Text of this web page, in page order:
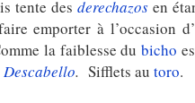
tente des derechazos en
emporter à l’occasion
la faiblesse dubicho
Descabello. Sifflets au toro.